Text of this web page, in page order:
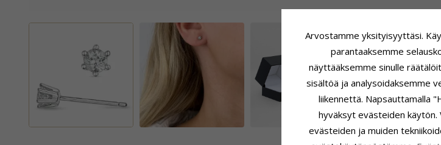
Arvostamme yksityisyyttäsi.
parantaaksemme
näyttääksemme sinulle
sisältöä ja analysoidaksemme
liikennettä. Napsauttamalla
hyväksyt evästeiden käytön.
evästeiden ja muiden